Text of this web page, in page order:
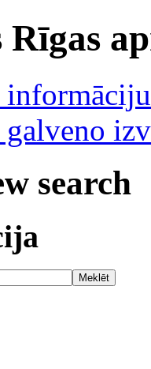
Rīgas
informāciju
search
Meklēt